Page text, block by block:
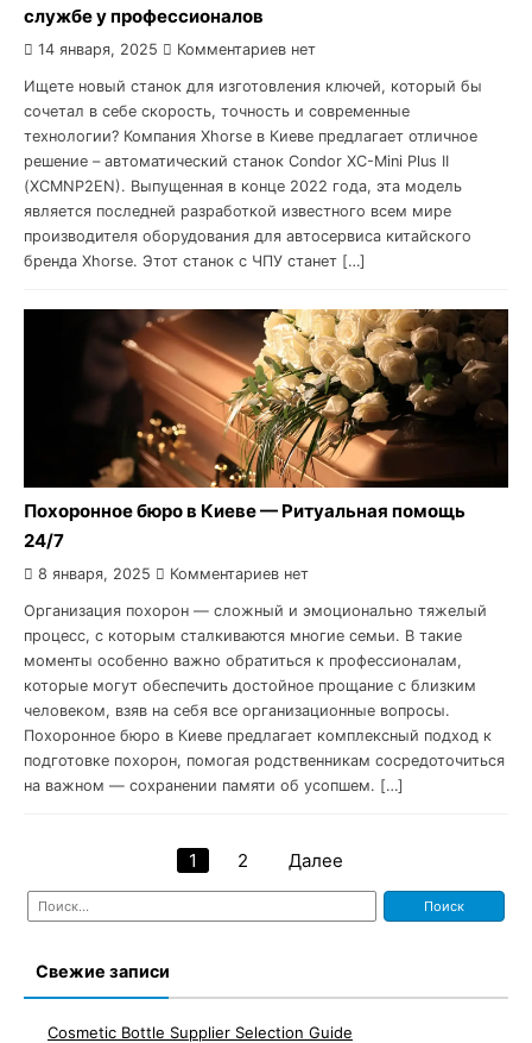
службе у профессионалов
14 января, 2025 Комментариев нет
Ищете новый станок для изготовления ключей, который бы
сочетал в себе скорость, точность и современные
технологии? Компания Xhorse в Киеве предлагает отличное
решение – автоматический станок Condor XC-Mini Plus II
(XCMNP2EN). Выпущенная в конце 2022 года, эта модель
является последней разработкой известного всем мире
производителя оборудования для автосервиса китайского
бренда Xhorse. Этот станок с ЧПУ станет […]
Похоронное бюро в Киеве — Ритуальная помощь
24/7
8 января, 2025 Комментариев нет
Организация похорон — сложный и эмоционально тяжелый
процесс, с которым сталкиваются многие семьи. В такие
моменты особенно важно обратиться к профессионалам,
которые могут обеспечить достойное прощание с близким
человеком, взяв на себя все организационные вопросы.
Похоронное бюро в Киеве предлагает комплексный подход к
подготовке похорон, помогая родственникам сосредоточиться
на важном — сохранении памяти об усопшем. […]
Навигация
по
1 2 Далее
Найти:
Свежие записи
Cosmetic Bottle Supplier Selection Guide